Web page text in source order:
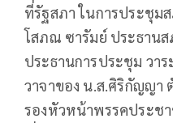
ที่รัฐสภา ในการประชุ
โสภณ ซารัมย์ ประธาน
ประธานการประชุม วา
วาจาของ น.ส.ศิริกัญญา
รองหัวหน้าพรรคประช